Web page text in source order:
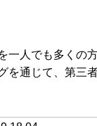
人でも多くの
通じて、第三